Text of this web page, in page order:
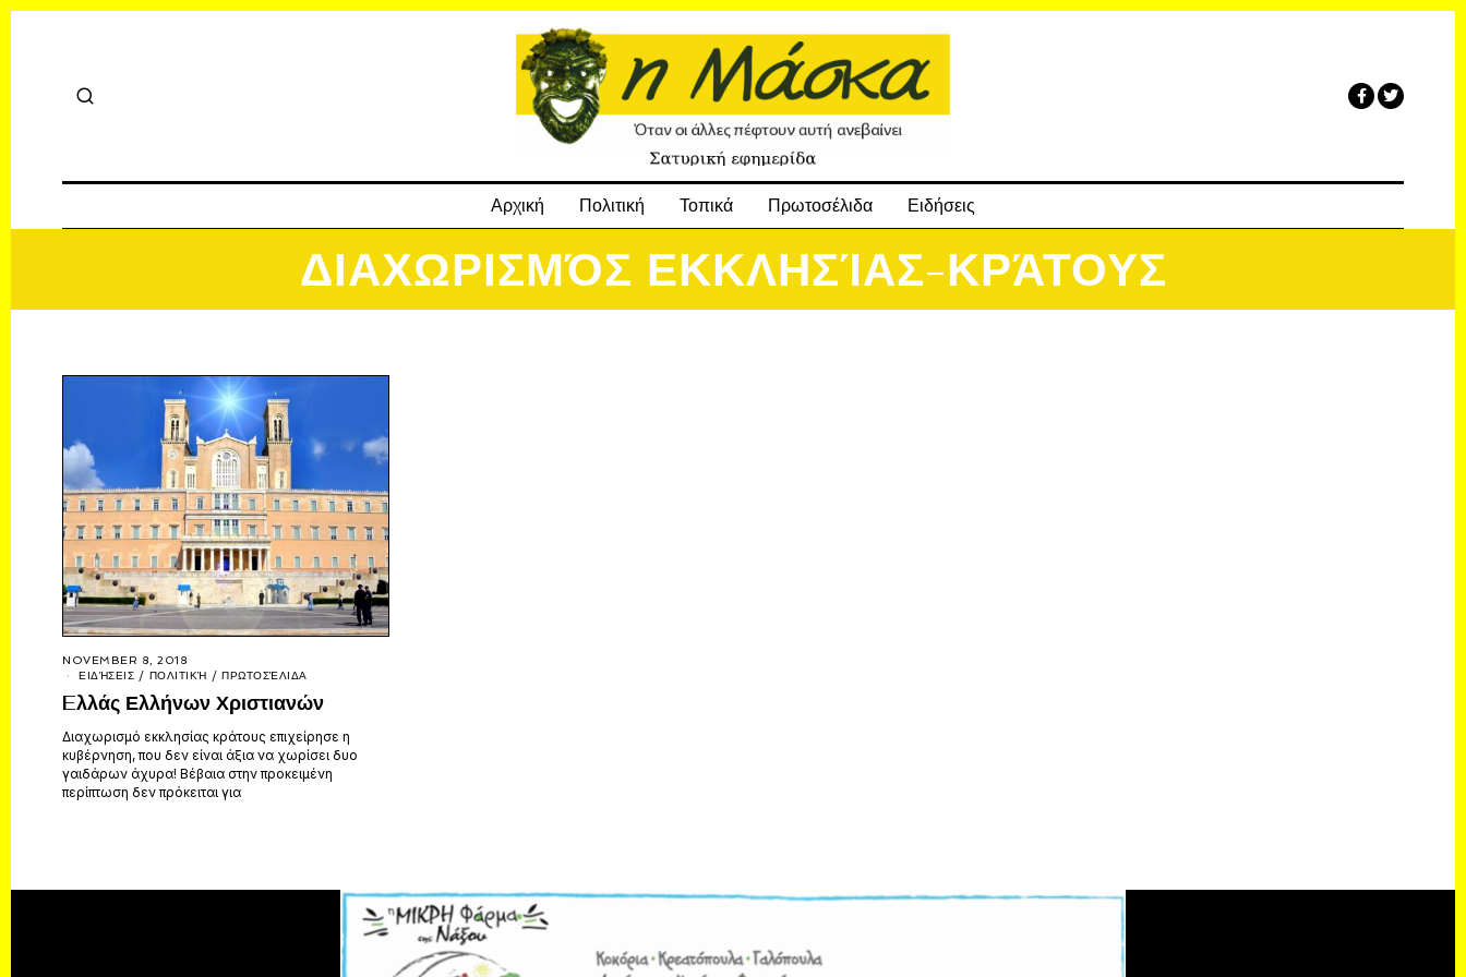
Αρχική Πολιτική Τοπικά Πρωτοσέλιδα Ειδήσεις
ΔΙΑΧΩΡΙΣΜΌΣ ΕΚΚΛΗΣΊΑΣ-ΚΡΆΤΟΥΣ
NOVEMBER 8, 2018
ΕΙΔΉΣΕΙΣ / ΠΟΛΙΤΙΚΉ / ΠΡΩΤΟΣΈΛΙΔΑ
Eλλάς Ελλήνων Χριστιανών
Διαχωρισμό εκκλησίας κράτους επιχείρησε η
κυβέρνηση, που δεν είναι άξια να χωρίσει δυο
γαιδάρων άχυρα! Βέβαια στην προκειμένη
περίπτωση δεν πρόκειται για